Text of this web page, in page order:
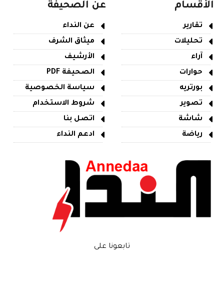
الأقسام
تقارير
تحليلات
آراء
حوارات
بورتريه
تصوير
شاشة
رياضة
عن الصحيفة
عن النداء
ميثاق الشرف
الأرشيف
الصحيفة PDF
سياسة الخصوصية
شروط الاستخدام
اتصل بنا
ادعم النداء
تابعونا على